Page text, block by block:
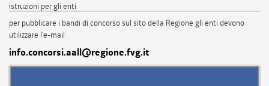
istruzioni per gli enti
per pubblicare i bandi di concorso sul sito della Regione gli enti devono
utilizzare l'e-mail
info.concorsi.aall@regione.fvg.it